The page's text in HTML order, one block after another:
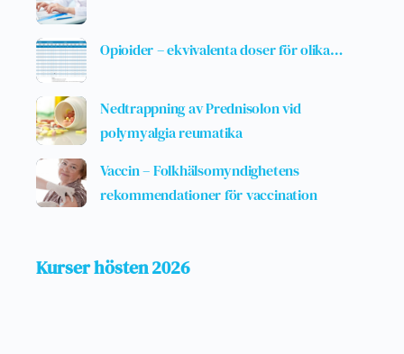
Opioider – ekvivalenta doser för olika…
Nedtrappning av Prednisolon vid
polymyalgia reumatika
Vaccin – Folkhälsomyndighetens
rekommendationer för vaccination
Kurser hösten 2026